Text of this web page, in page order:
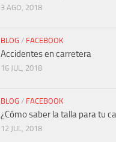
3 AGO, 2018
BLOG / FACEBOOK
Accidentes en carretera
16 JUL, 2018
BLOG / FACEBOOK
¿Cómo saber la talla para tu
12 JUL, 2018